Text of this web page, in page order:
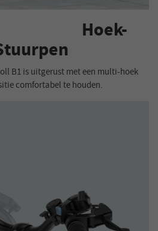
met een multi-hoek
comfortabel te houden.